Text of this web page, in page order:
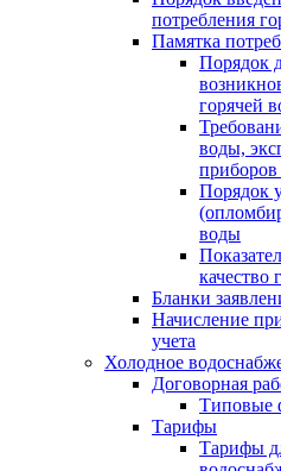
потребления
Памятка
Порядок
горячей
воды,
приборов
Порядок
воды
качество
Бланки
Начисление
учета
Холодное
Договорная
Типовые
Тарифы
Тарифы